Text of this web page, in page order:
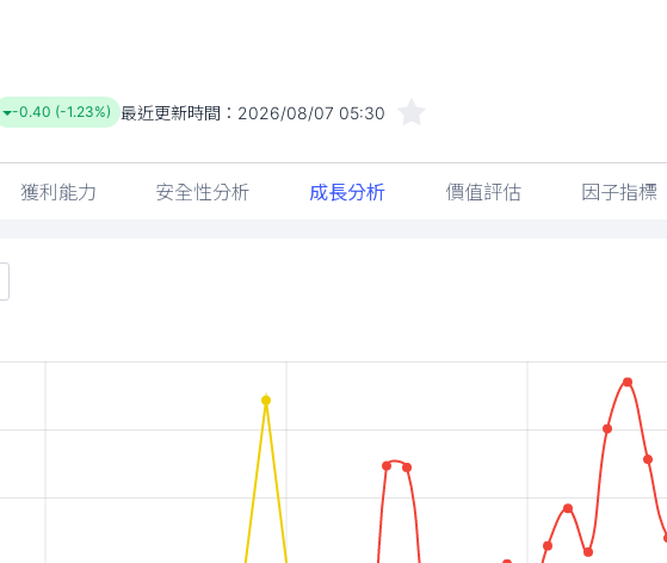
-0.40 (-1.23%) 最近更新時間： 2026/08/07 05:30
獲利能力 安全性分析 成長分析 價值評估 因子指標